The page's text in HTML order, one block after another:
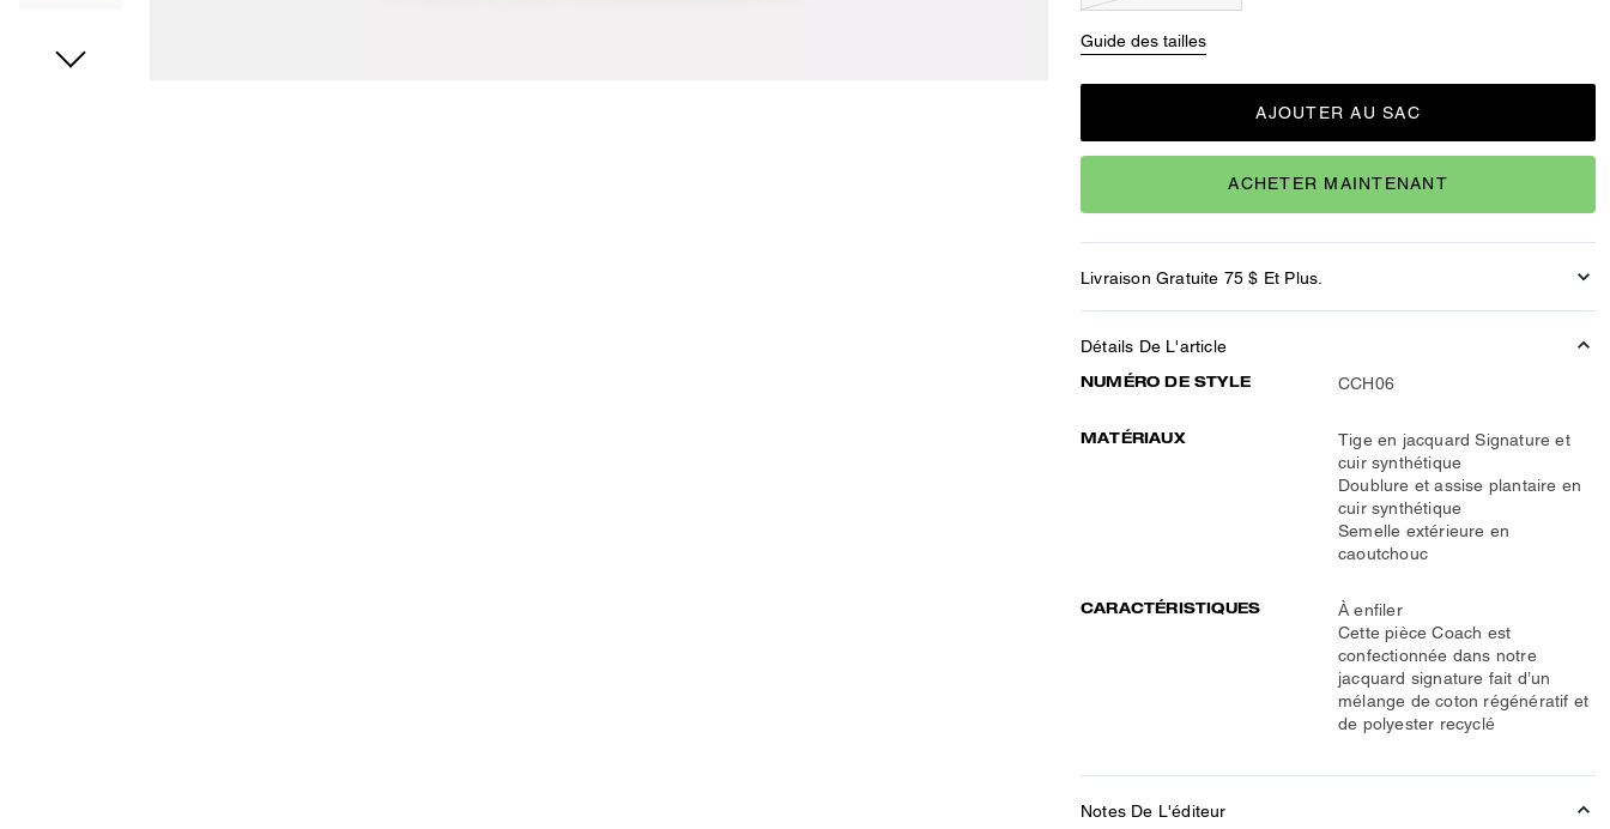
Guide des tailles
AJOUTER AU SAC
ACHETER MAINTENANT
Livraison Gratuite 75 $ Et Plus.
Détails De L'article
NUMÉRO DE STYLE CCH06
MATÉRIAUX
Tige en jacquard Signature et
cuir synthétique
Doublure et assise plantaire en
cuir synthétique
Semelle extérieure en
caoutchouc
CARACTÉRISTIQUES
À enfiler
Cette pièce Coach est
confectionnée dans notre
jacquard signature fait d’un
mélange de coton régénératif et
de polyester recyclé
Notes De L'éditeur